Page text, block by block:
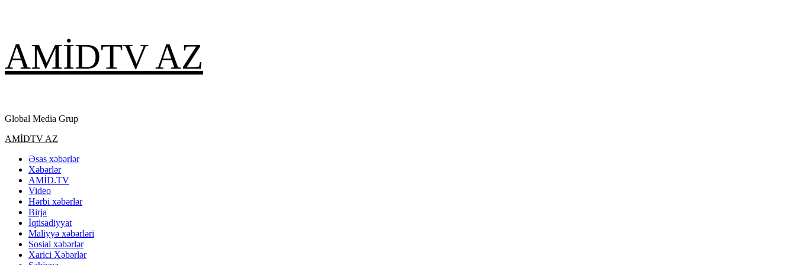
content
AMİDTV AZ
Global Media Grup
Primary
AMİDTV AZ
Əsas xəbərlər
Xəbərlər
AMİD.TV
Video
Hərbi xəbərlər
Birja
İqtisadiyyat
Maliyyə xəbərləri
Sosial xəbərlər
Xarici Xəbərlər